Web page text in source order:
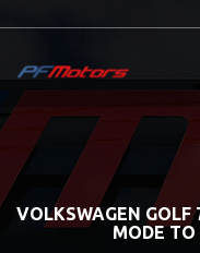
VOLKSWAGEN GOLF
MODE